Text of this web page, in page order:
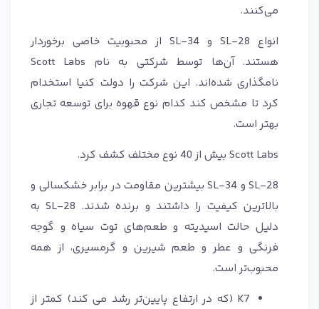
می‌کنند.
انواع SL-28 و SL-34 از محبوبیت خاصی برخوردار
هستند. آن‌ها توسط شرکتی به نام Scott Labs
نامگذاری شده‌اند. این شرکت را دولت کنیا استخدام
کرد تا مشخص کند کدام نوع قهوه برای توسعه تجاری
بهتر است.
Scott Labs بیش از 40 نوع مختلف کشف کرد.
SL-28 و SL-34 بیشترین مقاومت در برابر خشکسالی و
بالاترین کیفیت را داشتند و برنده شدند. SL-28 به
دلیل حالت اسیدیته و طعم‌های توت سیاه و گوجه
فرنگی و عطر و طعم شیرین و گرمسیری، از همه
محبوب‌تر است.
K7 (که در ارتفاع پایین‌تر رشد می کند) کمتر از